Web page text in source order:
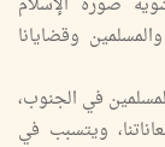
وقضايانا
في الجنوب،
ويتسبب في